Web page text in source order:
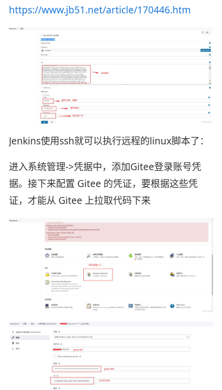
https://www.jb51.net/article/170446.htm
Jenkins使用ssh就可以执行远程的linux脚本了：
进入系统管理->凭据中，添加Gitee登录账号凭
据。接下来配置 Gitee 的凭证，要根据这些凭
证，才能从 Gitee 上拉取代码下来